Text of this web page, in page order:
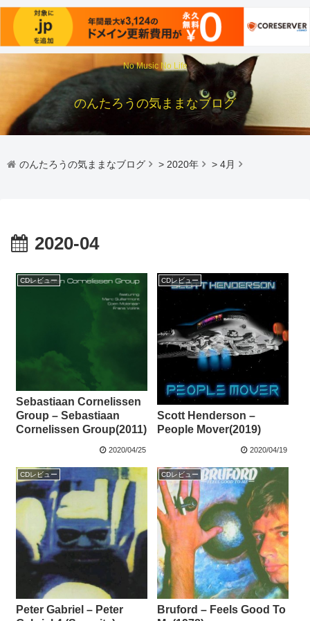
No Music No Life
のんたろうの気ままなブログ
のんたろうの気ままなブログ > 2020年 > 4月
2020-04
CDレビュー
Sebastiaan Cornelissen
Group – Sebastiaan
Cornelissen Group(2011)
2020/04/25
CDレビュー
Scott Henderson –
People Mover(2019)
2020/04/19
CDレビュー
Peter Gabriel – Peter
CDレビュー
Bruford – Feels Good To